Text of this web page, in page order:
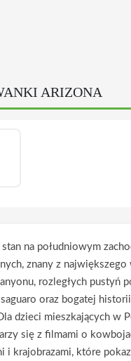
ARIZONA
na południowym
znany z
rozległych pustyń
oraz bogatej
dzieci mieszkających w
się z filmami o
i krajobrazami, które